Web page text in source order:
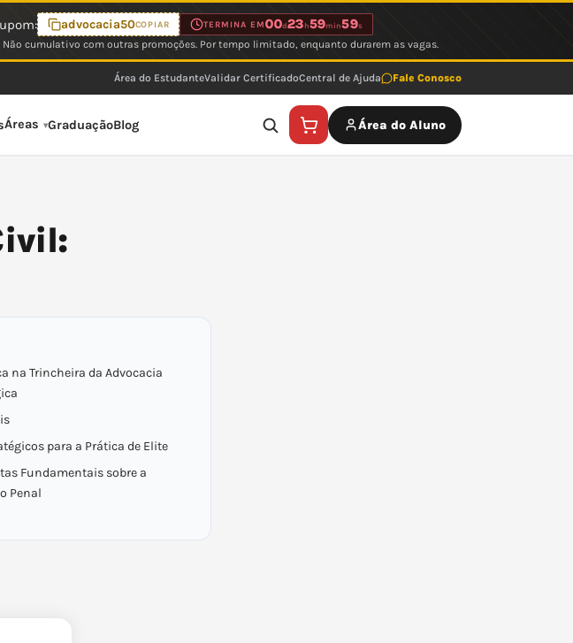
advocacia50COPIAR TERMINA EM00d23 h59min59s
cumulativo com outras promoções. Por tempo limitado, enquanto durarem as vagas.
Área do EstudanteValidar CertificadoCentral de Ajuda Fale Conosco
Áreas GraduaçãoBlog Área do Aluno
na Trincheira da Advocacia
para a Prática de Elite
Fundamentais sobre a
Penal